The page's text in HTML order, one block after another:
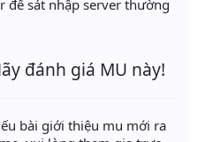
để sát nhập server thường
đánh giá MU này!
bài giới thiệu mu mới ra